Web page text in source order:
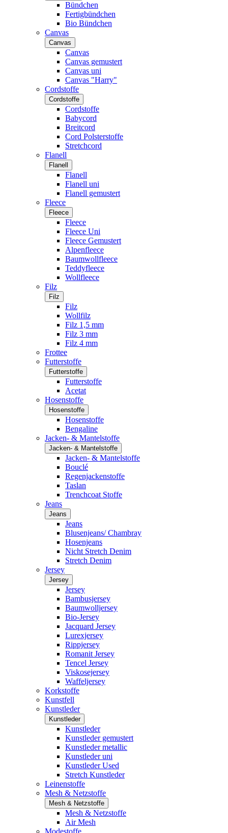
Bündchen
Fertigbündchen
Bio Bündchen
Canvas
Canvas
Canvas
Canvas gemustert
Canvas uni
Canvas "Harry"
Cordstoffe
Cordstoffe
Cordstoffe
Babycord
Breitcord
Cord Polsterstoffe
Stretchcord
Flanell
Flanell
Flanell
Flanell uni
Flanell gemustert
Fleece
Fleece
Fleece
Fleece Uni
Fleece Gemustert
Alpenfleece
Baumwollfleece
Teddyfleece
Wollfleece
Filz
Filz
Filz
Wollfilz
Filz 1,5 mm
Filz 3 mm
Filz 4 mm
Frottee
Futterstoffe
Futterstoffe
Futterstoffe
Acetat
Hosenstoffe
Hosenstoffe
Hosenstoffe
Bengaline
Jacken- & Mantelstoffe
Jacken- & Mantelstoffe
Jacken- & Mantelstoffe
Bouclé
Regenjackenstoffe
Taslan
Trenchcoat Stoffe
Jeans
Jeans
Jeans
Blusenjeans/ Chambray
Hosenjeans
Nicht Stretch Denim
Stretch Denim
Jersey
Jersey
Jersey
Bambusjersey
Baumwolljersey
Bio-Jersey
Jacquard Jersey
Lurexjersey
Rippjersey
Romanit Jersey
Tencel Jersey
Viskosejersey
Waffeljersey
Korkstoffe
Kunstfell
Kunstleder
Kunstleder
Kunstleder
Kunstleder gemustert
Kunstleder metallic
Kunstleder uni
Kunstleder Used
Stretch Kunstleder
Leinenstoffe
Mesh & Netzstoffe
Mesh & Netzstoffe
Mesh & Netzstoffe
Air Mesh
Modestoffe